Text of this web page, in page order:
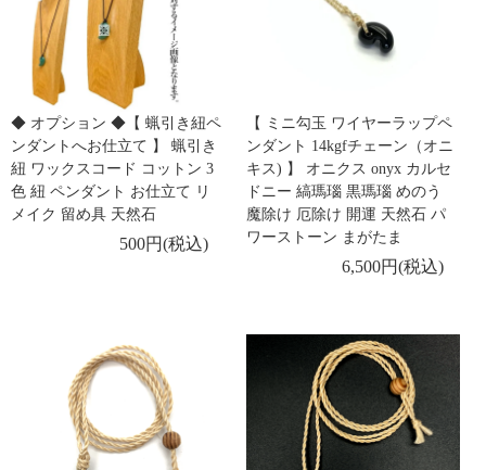
◆ オプション ◆【 蝋引き紐ペ
ンダントへお仕立て 】 蝋引き
紐 ワックスコード コットン 3
色 紐 ペンダント お仕立て リ
メイク 留め具 天然石
500円(税込)
【 ミニ勾玉 ワイヤーラップペ
ンダント 14kgfチェーン（オニ
キス) 】 オニクス onyx カルセ
ドニー 縞瑪瑙 黒瑪瑙 めのう
魔除け 厄除け 開運 天然石 パ
ワーストーン まがたま
6,500円(税込)